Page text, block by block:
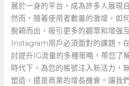
展於一身的平台，成為許多人展現
然而，隨著使用者數量的激增，如
脫穎而出，吸引更多的觀眾和增強
Instagram用戶必須面對的課題。
討提升IG流量的多種策略，帶您了
時代下，為您的帳號注入新活力，
塑造，還是商業的增長機會。讓我